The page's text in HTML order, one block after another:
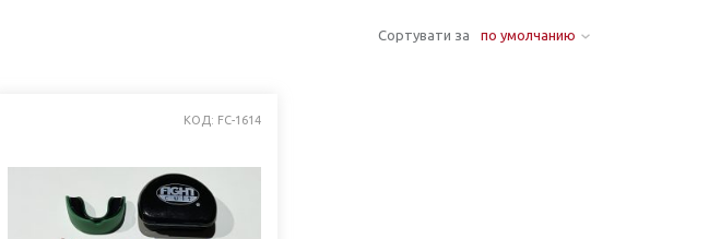
Сортувати за по умолчанию
КОД: FC-1614